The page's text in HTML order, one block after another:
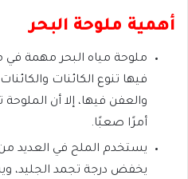
أهمية ملوحة البحر
ملوحة مياه البحر مهمة
فيها تنوع الكائنات
والعفن فيها، إلا أن
أمرًا صعبًا.
يستخدم الملح في العديد
يخفض درجة تجمد الجليد،